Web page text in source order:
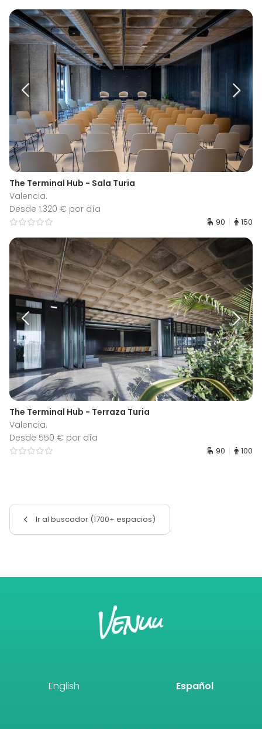
The Terminal Hub - Sala Turia
Valencia.
Desde 1.320 € por día
90 150
The Terminal Hub - Terraza Turia
Valencia.
Desde 550 € por día
90 100
Ir al buscador (1700+ espacios)
English Español